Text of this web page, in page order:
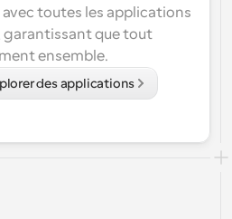
toutes les applications
garantissant que tout
ensemble.
des applications